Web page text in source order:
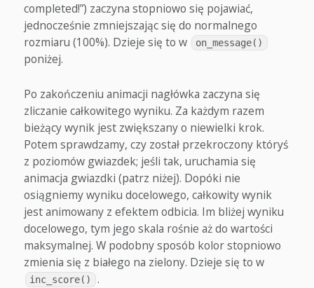
completed!”) zaczyna stopniowo się pojawiać,
jednocześnie zmniejszając się do normalnego
rozmiaru (100%). Dzieje się to w
on_message()
poniżej.
Po zakończeniu animacji nagłówka zaczyna się
zliczanie całkowitego wyniku. Za każdym razem
bieżący wynik jest zwiększany o niewielki krok.
Potem sprawdzamy, czy został przekroczony któryś
z poziomów gwiazdek; jeśli tak, uruchamia się
animacja gwiazdki (patrz niżej). Dopóki nie
osiągniemy wyniku docelowego, całkowity wynik
jest animowany z efektem odbicia. Im bliżej wyniku
docelowego, tym jego skala rośnie aż do wartości
maksymalnej. W podobny sposób kolor stopniowo
zmienia się z białego na zielony. Dzieje się to w
inc_score() .